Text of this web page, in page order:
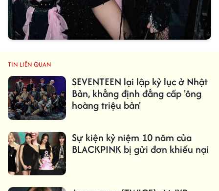
TIN LIÊN QUAN
SEVENTEEN lại lập kỷ lục ở Nhật
Bản, khẳng định đẳng cấp 'ông
hoàng triệu bản'
Sự kiện kỷ niệm 10 năm của
BLACKPINK bị gửi đơn khiếu nại